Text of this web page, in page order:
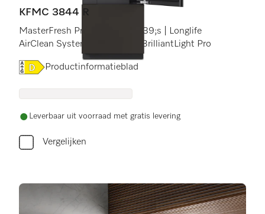
KFMC 3844 R
MasterFresh Pro | Camera&#39;s | Longlife
AirClean System | IceMaker | BrilliantLight Pro
Online Label Flag, Energielabel
Productinformatieblad
Leverbaar uit voorraad met gratis levering
Vergelijken